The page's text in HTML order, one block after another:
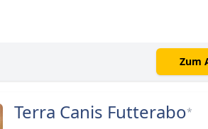
Zum
Terra Canis Futterabo*